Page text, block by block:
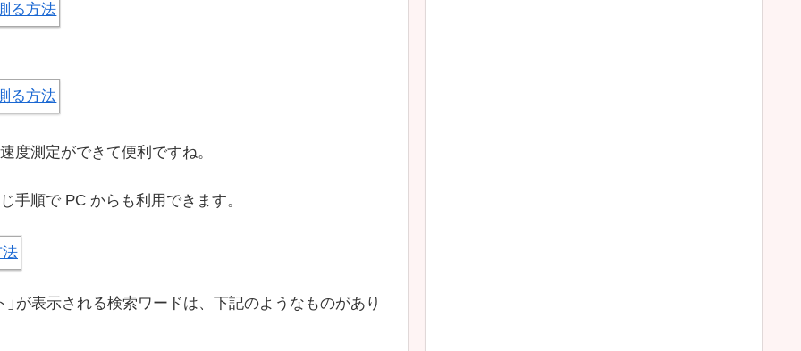
度測定ができて便利ですね。
手順で PC からも利用できます。
が表示される検索ワードは、下記のようなものがあり